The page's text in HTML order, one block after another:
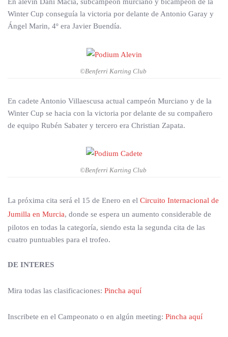
En alevín Dani Macia, subcampeón murciano y bicampeón de la
Winter Cup conseguía la victoria por delante de Antonio Garay y
Ángel Marin, 4º era Javier Buendía.
©Benferri Karting Club
En cadete Antonio Villaescusa actual campeón Murciano y de la
Winter Cup se hacia con la victoria por delante de su compañero
de equipo Rubén Sabater y tercero era Christian Zapata.
©Benferri Karting Club
La próxima cita será el 15 de Enero en el Circuito Internacional de
Jumilla en Murcia, donde se espera un aumento considerable de
pilotos en todas la categoría, siendo esta la segunda cita de las
cuatro puntuables para el trofeo.
DE INTERES
Mira todas las clasificaciones: Pincha aquí
Inscribete en el Campeonato o en algún meeting: Pincha aquí